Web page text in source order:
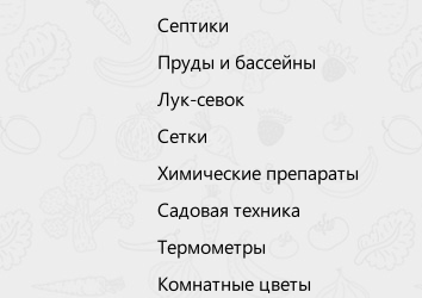
Септики
Пруды и бассейны
Лук-севок
Сетки
Химические препараты
Садовая техника
Термометры
Комнатные цветы